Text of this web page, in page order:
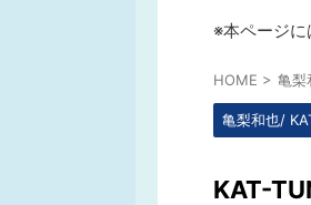
※本ページに
HOME > 亀梨
亀梨和也/
KAT-